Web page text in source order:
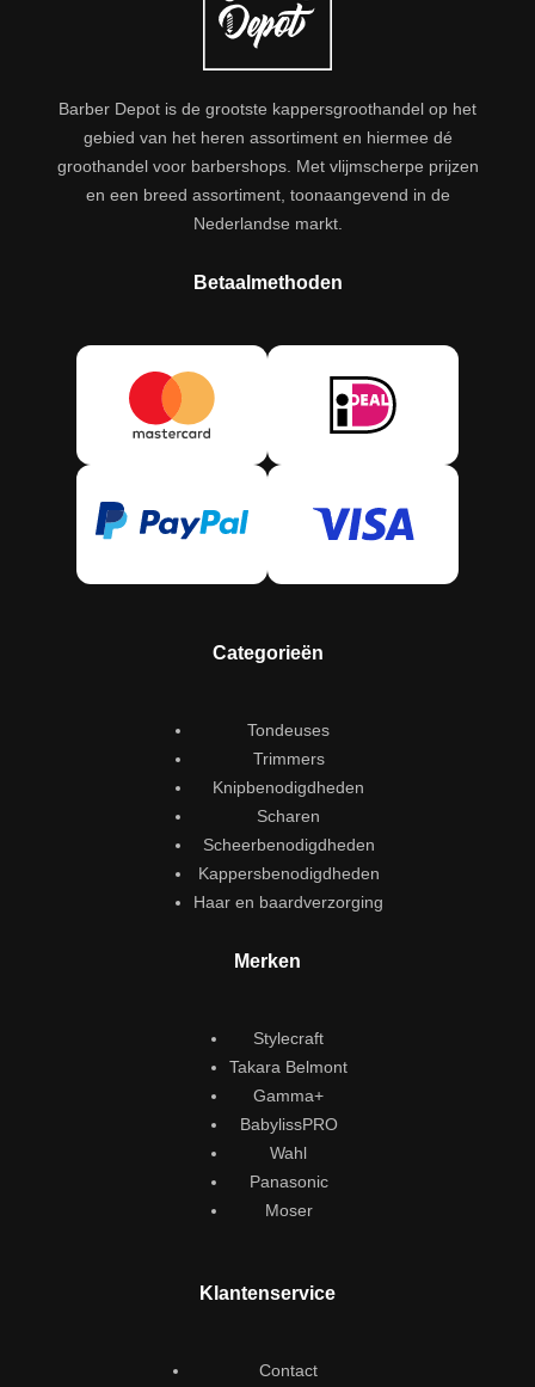
Barber Depot is de grootste kappersgroothandel op het
gebied van het heren assortiment en hiermee dé
groothandel voor barbershops. Met vlijmscherpe prijzen
en een breed assortiment, toonaangevend in de
Nederlandse markt.
Betaalmethoden
Categorieën
Tondeuses
Trimmers
Knipbenodigdheden
Scharen
Scheerbenodigdheden
Kappersbenodigdheden
Haar en baardverzorging
Merken
Stylecraft
Takara Belmont
Gamma+
BabylissPRO
Wahl
Panasonic
Moser
Klantenservice
Contact